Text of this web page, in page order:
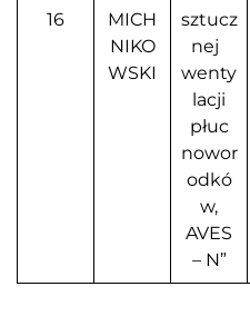
16
MICH
NIKO
WSKI
sztucz
nej
wenty
lacji
płuc
nowor
odkó
w,
AVES
– N”